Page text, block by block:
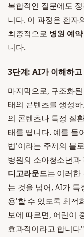
복합적인 질문에도
니다. 이 과정은 환자
최종적으로 병원 예
니다.
3단계: AI가 이해하
마지막으로, 구조화
태의 콘텐츠를 생성
의 콘텐츠나 특정 질
태를 띱니다. 예를 들
법'이라는 주제의 블
병원의 소아청소년과
디고라운드는 이러한
는 것을 넘어, AI가 특
용'할 수 있도록 최적
보에 따르면, 어린이
효과적이라고 합니다